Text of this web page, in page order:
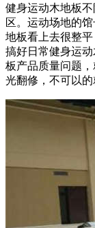
健身运动木地板
区。运动场地的
地板看上去很整
搞好日常健身运
板产品质量问题
光翻修，不可以的